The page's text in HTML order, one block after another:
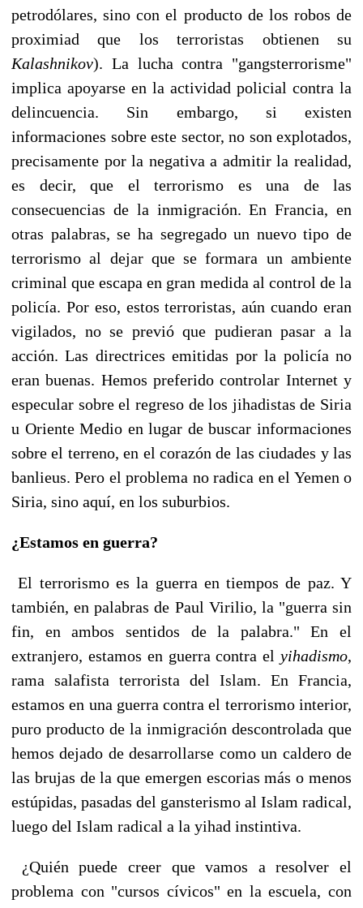
petrodólares, sino con el producto de los robos de
proximiad que los terroristas obtienen su
Kalashnikov). La lucha contra "gangsterrorisme"
implica apoyarse en la actividad policial contra la
delincuencia. Sin embargo, si existen
informaciones sobre este sector, no son explotados,
precisamente por la negativa a admitir la realidad,
es decir, que el terrorismo es una de las
consecuencias de la inmigración. En Francia, en
otras palabras, se ha segregado un nuevo tipo de
terrorismo al dejar que se formara un ambiente
criminal que escapa en gran medida al control de la
policía. Por eso, estos terroristas, aún cuando eran
vigilados, no se previó que pudieran pasar a la
acción. Las directrices emitidas por la policía no
eran buenas. Hemos preferido controlar Internet y
especular sobre el regreso de los jihadistas de Siria
u Oriente Medio en lugar de buscar informaciones
sobre el terreno, en el corazón de las ciudades y las
banlieus. Pero el problema no radica en el Yemen o
Siria, sino aquí, en los suburbios.
¿Estamos en guerra?
El terrorismo es la guerra en tiempos de paz. Y
también, en palabras de Paul Virilio, la "guerra sin
fin, en ambos sentidos de la palabra." En el
extranjero, estamos en guerra contra el yihadismo,
rama salafista terrorista del Islam. En Francia,
estamos en una guerra contra el terrorismo interior,
puro producto de la inmigración descontrolada que
hemos dejado de desarrollarse como un caldero de
las brujas de la que emergen escorias más o menos
estúpidas, pasadas del gansterismo al Islam radical,
luego del Islam radical a la yihad instintiva.
¿Quién puede creer que vamos a resolver el
problema con "cursos cívicos" en la escuela, con